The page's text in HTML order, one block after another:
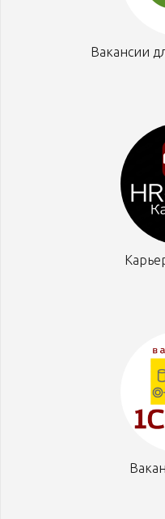
Вакансии